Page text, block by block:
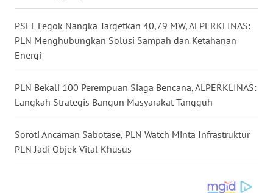
PSEL Legok Nangka Targetkan 40,79 MW, ALPERKLINAS:
PLN Menghubungkan Solusi Sampah dan Ketahanan
Energi
PLN Bekali 100 Perempuan Siaga Bencana, ALPERKLINAS:
Langkah Strategis Bangun Masyarakat Tangguh
Soroti Ancaman Sabotase, PLN Watch Minta Infrastruktur
PLN Jadi Objek Vital Khusus
WN
GORONTALO
SULUT
MALUKU